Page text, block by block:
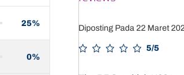
25%
0%
Diposting Pada 22 Maret
5/5